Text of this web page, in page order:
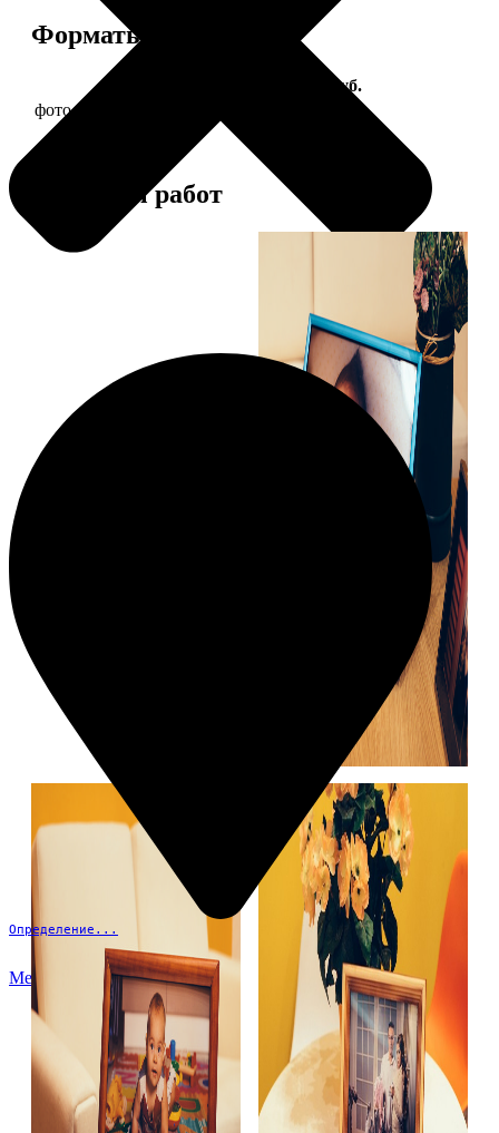
Определение...
Меню
Форматы и цены
Цена, руб.
фото 10х10 в деревянной рамке
Примеры работ